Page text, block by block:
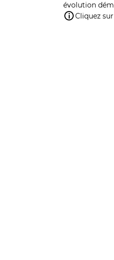
évolution
Cliquez